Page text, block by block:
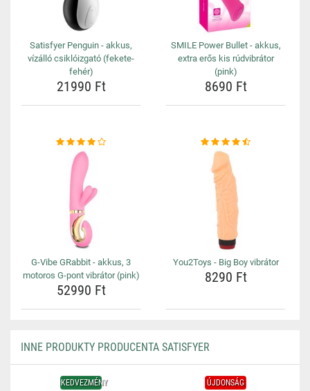
Satisfyer Penguin - akkus,
vízálló csiklóizgató (fekete-
fehér)
21990 Ft
SMILE Power Bullet - akkus,
extra erős kis rúdvibrátor
(pink)
8690 Ft
G-Vibe GRabbit - akkus, 3
motoros G-pont vibrátor (pink)
52990 Ft
You2Toys - Big Boy vibrátor
8290 Ft
INNE PRODUKTY PRODUCENTA SATISFYER
KEDVEZMÉNY ÚJDONSÁG